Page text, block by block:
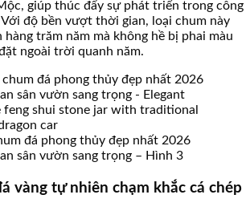
giúp thúc đẩy sự phát triển trong công
độ bền vượt thời gian, loại chum này
trăm năm mà không hề bị phai màu
ngoài trời quanh năm.
đá phong thủy đẹp nhất 2026
sân vườn sang trọng – Hình 3
vàng tự nhiên chạm khắc cá chép